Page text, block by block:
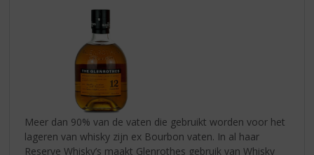
Meer dan 90% van de vaten die gebruikt worden voor het
lageren van whisky zijn ex Bourbon vaten. In al haar
Reserve Whisky’s maakt Glenrothes gebruik van Whisky